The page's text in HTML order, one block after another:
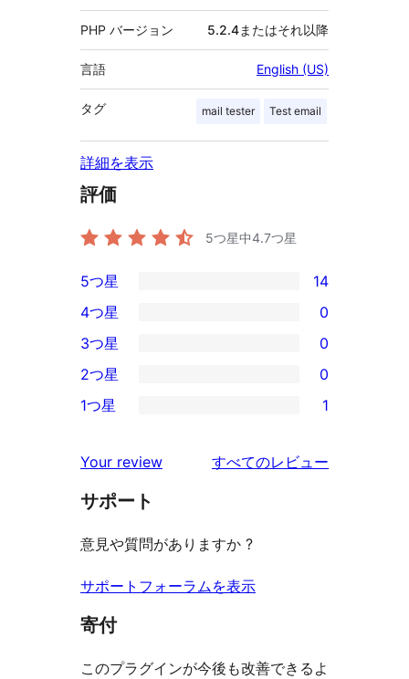
PHP バージョン 5.2.4またはそれ以降
言語 English (US)
タグ mail tester Test email
詳細を表示
評価
5つ星中4.7つ星
14
5-
星
レ
ビ
ー
5つ星 14
4-
星
レ
ュ
ー
4つ星 0
0
3-
星
ビ
ュ
3つ星 0
2-
レ
ビ
ー
2つ星 0
星
レ
ュ
ー
1つ星 1
Your review すべてのレビュー
サポート
意見や質問がありますか ?
サポートフォーラムを表示
寄付
このプラグインが今後も改善できるよ